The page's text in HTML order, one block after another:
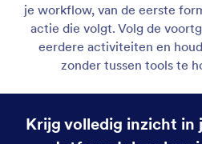
je workflow, van de eerste
actie die volgt. Volg de
eerdere activiteiten en
zonder tussen tools te
Krijg volledig inzicht